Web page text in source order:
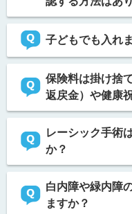
子どもでも入れ
保険料は掛け捨
返戻金）や健康
レーシック手術
か？
白内障や緑内障
ますか？